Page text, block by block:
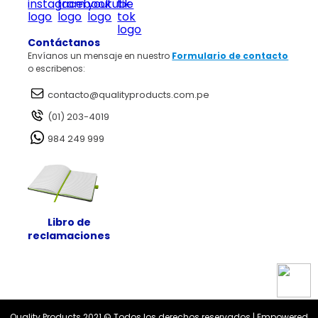
Cambios y Devoluciones
Legales Promociones
Fines Adicionales
Política RAEE
Elige otro país
Contáctanos
Envíanos un mensaje en nuestro Formulario de contacto
o escribenos:
contacto@qualityproducts.com.pe
(01) 203-4019
984 249 999
Libro de
reclamaciones